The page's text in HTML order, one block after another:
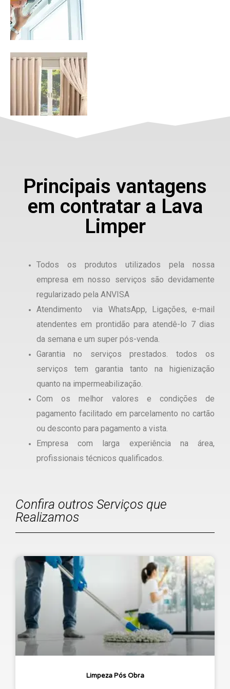
Principais vantagens
em contratar a Lava
Limper
Todos os produtos utilizados pela nossa
empresa em nosso serviços são devidamente
regularizado pela ANVISA
Atendimento via WhatsApp, Ligações, e-mail
atendentes em prontidão para atendê-lo 7 dias
da semana e um super pós-venda.
Garantia no serviços prestados. todos os
serviços tem garantia tanto na higienização
quanto na impermeabilização.
Com os melhor valores e condições de
pagamento facilitado em parcelamento no cartão
ou desconto para pagamento a vista.
Empresa com larga experiência na área,
profissionais técnicos qualificados.
Confira outros Serviços que
Realizamos
Limpeza Pós Obra